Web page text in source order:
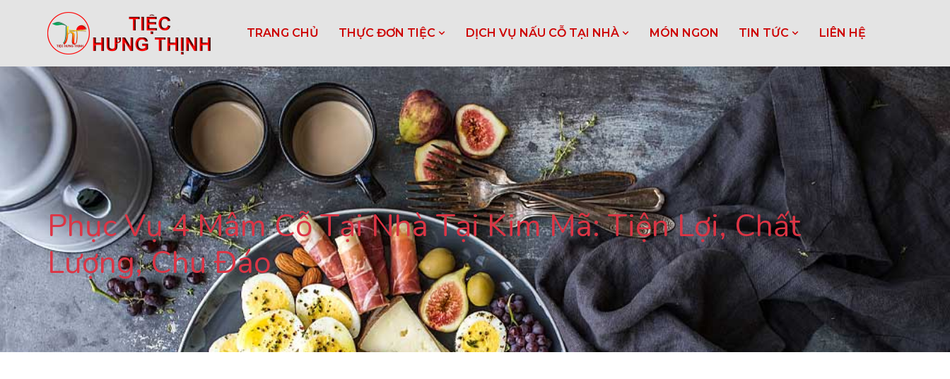
TRANG CHỦ THỰC ĐƠN TIỆC DỊCH VỤ NẤU CỖ TẠI NHÀ MÓN NGON TIN TỨC LIÊN HỆ
Phục Vụ 4 Mâm Cỗ Tại Nhà Tại Kim Mã: Tiện Lợi, Chất
Lượng, Chu Đáo